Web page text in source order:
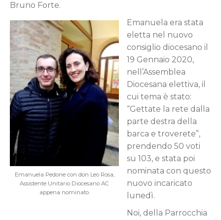
Bruno Forte.
Emanuela Pedone con don Leo Rosa,
Assistente Unitario Diocesano AC
appena nominato.
Emanuela era stata
eletta nel nuovo
consiglio diocesano il
19 Gennaio 2020,
nell’Assemblea
Diocesana elettiva, il
cui tema è stato:
“Gettate la rete dalla
parte destra della
barca e troverete”,
prendendo 50 voti
su 103, e stata poi
nominata con questo
nuovo incaricato
lunedì.
Noi, della Parrocchia